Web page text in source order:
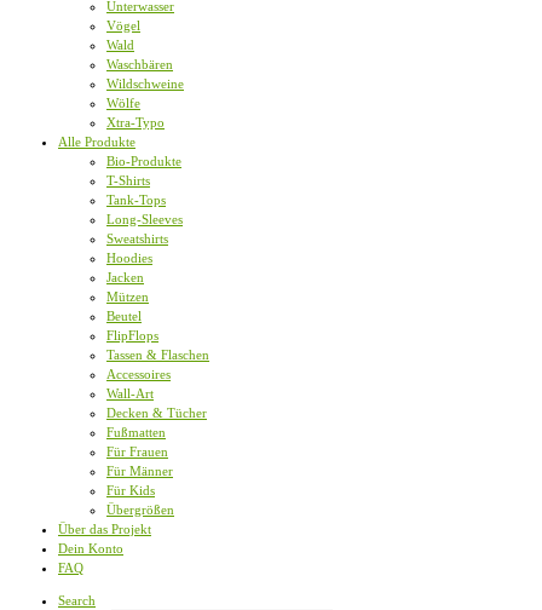
Unterwasser
Vögel
Wald
Waschbären
Wildschweine
Wölfe
Xtra-Typo
Alle Produkte
Bio-Produkte
T-Shirts
Tank-Tops
Long-Sleeves
Sweatshirts
Hoodies
Jacken
Mützen
Beutel
FlipFlops
Tassen & Flaschen
Accessoires
Wall-Art
Decken & Tücher
Fußmatten
Für Frauen
Für Männer
Für Kids
Übergrößen
Über das Projekt
Dein Konto
FAQ
Search